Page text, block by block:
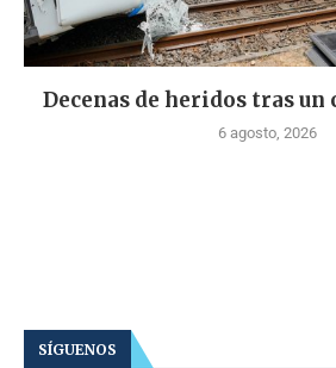
Decenas de heridos tras un
6 agosto, 2026
SÍGUENOS